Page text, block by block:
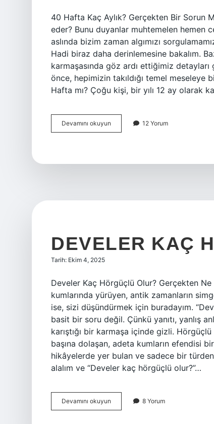
40 Hafta Kaç Aylık? Gerçekten Bir Sorun
eder? Bunu duyanlar muhtemelen hemen
aslında bizim zaman algımızı
Hadi biraz daha derinlemesine bakalım.
karmaşasında göz ardı ettiğimiz
önce, hepimizin takıldığı temel meseleye
Hafta mı? Çoğu kişi, bir yılı 12 ay olarak
Devamını okuyun
hafta
12 Yorum
DEVELER KAÇ
Tarih: Ekim 4, 2025
Develer Kaç Hörgüçlü Olur? Gerçekten
kumlarında yürüyen, antik zamanların
ise, sizi düşündürmek için buradayım.
basit bir soru değil. Çünkü yanıtı, yanlış
karıştığı bir karmaşa içinde gizli.
başına dolaşan, adeta kumların efendisi
hikâyelerde yer bulan ve sadece bir
alalım ve “Develer kaç hörgüçlü olur?”…
Devamını okuyun
kaç
8 Yorum